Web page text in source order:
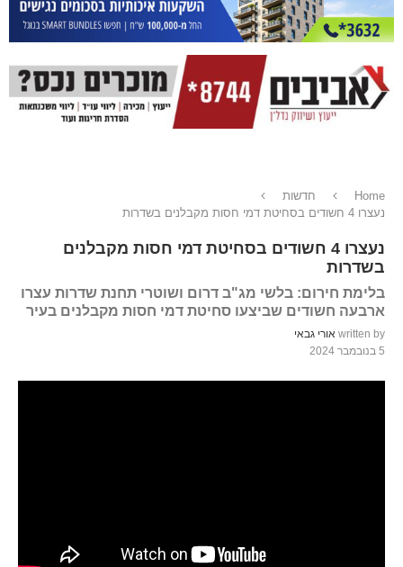
Home
חדשות
נעצרו 4 חשודים בסחיטת דמי חסות מקבלנים בשדרות
נעצרו 4 חשודים בסחיטת דמי חסות מקבלנים
בשדרות
בלימת חירום: בלשי מג"ב דרום ושוטרי תחנת שדרות עצרו
ארבעה חשודים שביצעו סחיטת דמי חסות מקבלנים בעיר
written by אורי גבאי
5 בנובמבר 2024